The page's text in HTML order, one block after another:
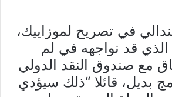
في تصريح لموزاييك،
الذي قد نواجهه في لم
مع صندوق النقد الدولي
بديل، قائلا “ذلك سيؤدي